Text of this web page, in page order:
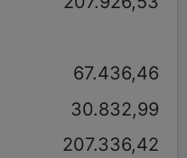
67.436,46
30.832,99
207.336,42